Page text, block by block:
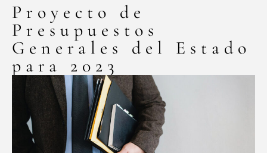
Proyecto de
Presupuestos
Generales del Estado
para 2023